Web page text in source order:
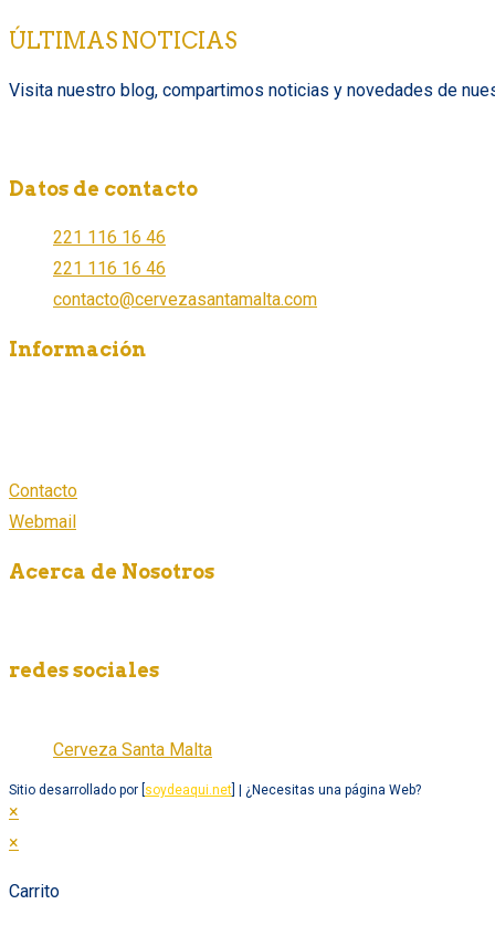
ÚLTIMAS NOTICIAS
Visita nuestro blog, compartimos noticias y novedades de
Datos de contacto
221 116 16 46
221 116 16 46
contacto@cervezasantamalta.com
Información
Contacto
Webmail
Acerca de Nosotros
redes sociales
Cerveza Santa Malta
Sitio desarrollado por [ soydeaqui.net ] | ¿Necesitas una página Web?
×
×
Carrito